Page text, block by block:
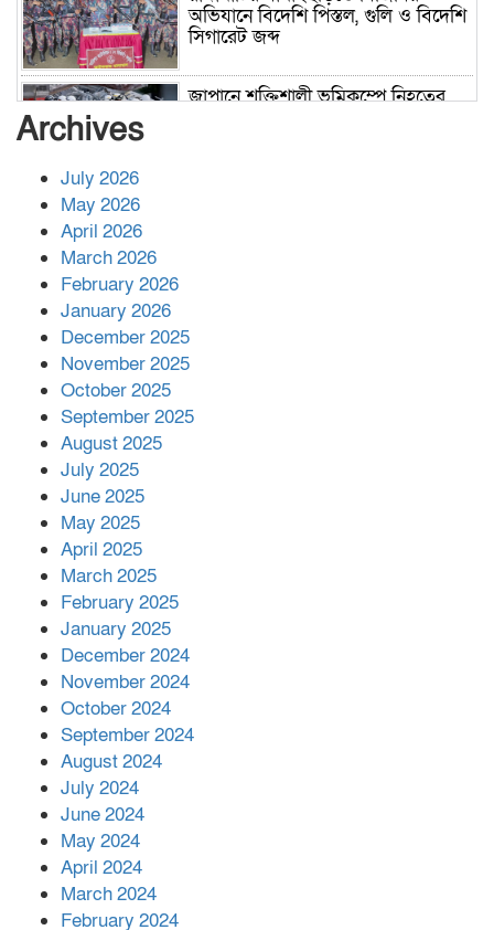
অভিযানে বিদেশি পিস্তল, গুলি ও বিদেশি
সিগারেট জব্দ
জাপানে শক্তিশালী ভূমিকম্পে নিহতের
পর ফোন তারেক রহমানের,গ্যাস সঙ্কট
সহায়তা দিলেন সাচিং প্রু জেরী
Archives
July 2026
May 2026
April 2026
March 2026
February 2026
January 2026
December 2025
November 2025
October 2025
September 2025
August 2025
July 2025
June 2025
May 2025
April 2025
March 2025
February 2025
January 2025
December 2024
November 2024
October 2024
September 2024
August 2024
July 2024
June 2024
May 2024
April 2024
March 2024
February 2024